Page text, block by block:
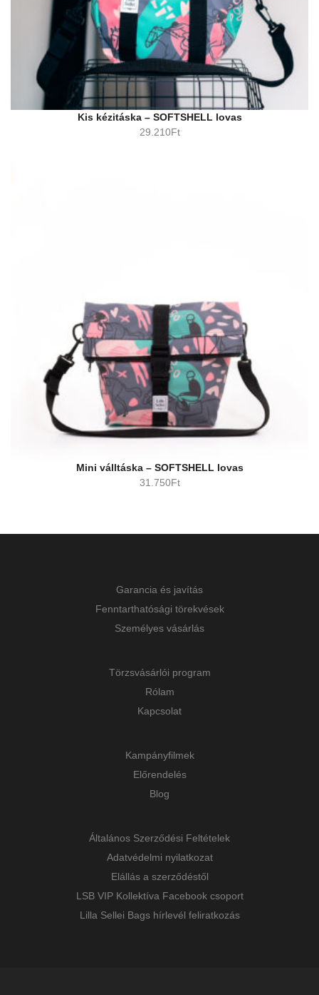
Kis kézitáska – SOFTSHELL lovas
29.210Ft
Mini válltáska – SOFTSHELL lovas
31.750Ft
Garancia és javítás
Fenntarthatósági törekvések
Személyes vásárlás
Törzsvásárlói program
Rólam
Kapcsolat
Kampányfilmek
Előrendelés
Blog
Általános Szerződési Feltételek
Adatvédelmi nyilatkozat
Elállás a szerződéstől
LSB VIP Kollektíva Facebook csoport
Lilla Sellei Bags hírlevél feliratkozás